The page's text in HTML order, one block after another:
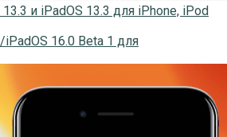
и iPadOS 13.3 для iPhone, iPod
16.0 Beta 1 для